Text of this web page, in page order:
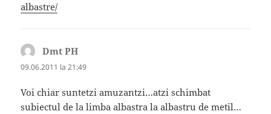
albastre/
Dmt PH
09.06.2011 la 21:49
Voi chiar suntetzi amuzantzi…atzi schimbat
subiectul de la limba albastra la albastru de metil…